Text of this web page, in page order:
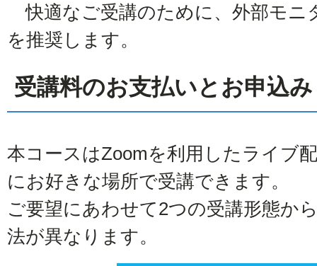
快適なご受講のために、外部モニ
を推奨します。
受講料のお支払いとお申込み
本コースはZoomを利用したライブ
にお好きな場所で受講できます。
ご要望にあわせて2つの受講形態か
法が異なります。